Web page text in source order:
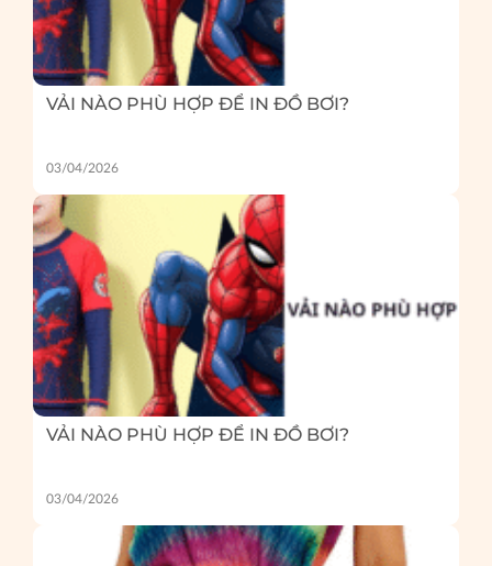
VẢI NÀO PHÙ HỢP ĐỂ IN ĐỒ BƠI?
03/04/2026
VẢI NÀO PHÙ HỢP ĐỂ IN ĐỒ BƠI?
03/04/2026